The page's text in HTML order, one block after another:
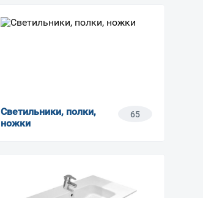
Светильники, полки,
ножки
65